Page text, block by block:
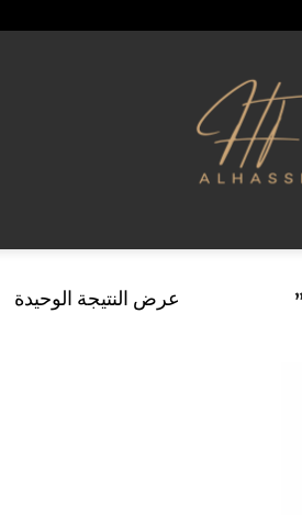
عرض النتيجة الوحيدة